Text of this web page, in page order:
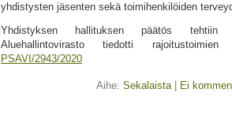
yhdistysten jäsenten sekä toimihenkilöiden
Yhdistyksen hallituksen päätös tehtiin
Aluehallintovirasto tiedotti rajoitustoimien
PSAVI/2943/2020
Aihe: Sekalaista| Ei